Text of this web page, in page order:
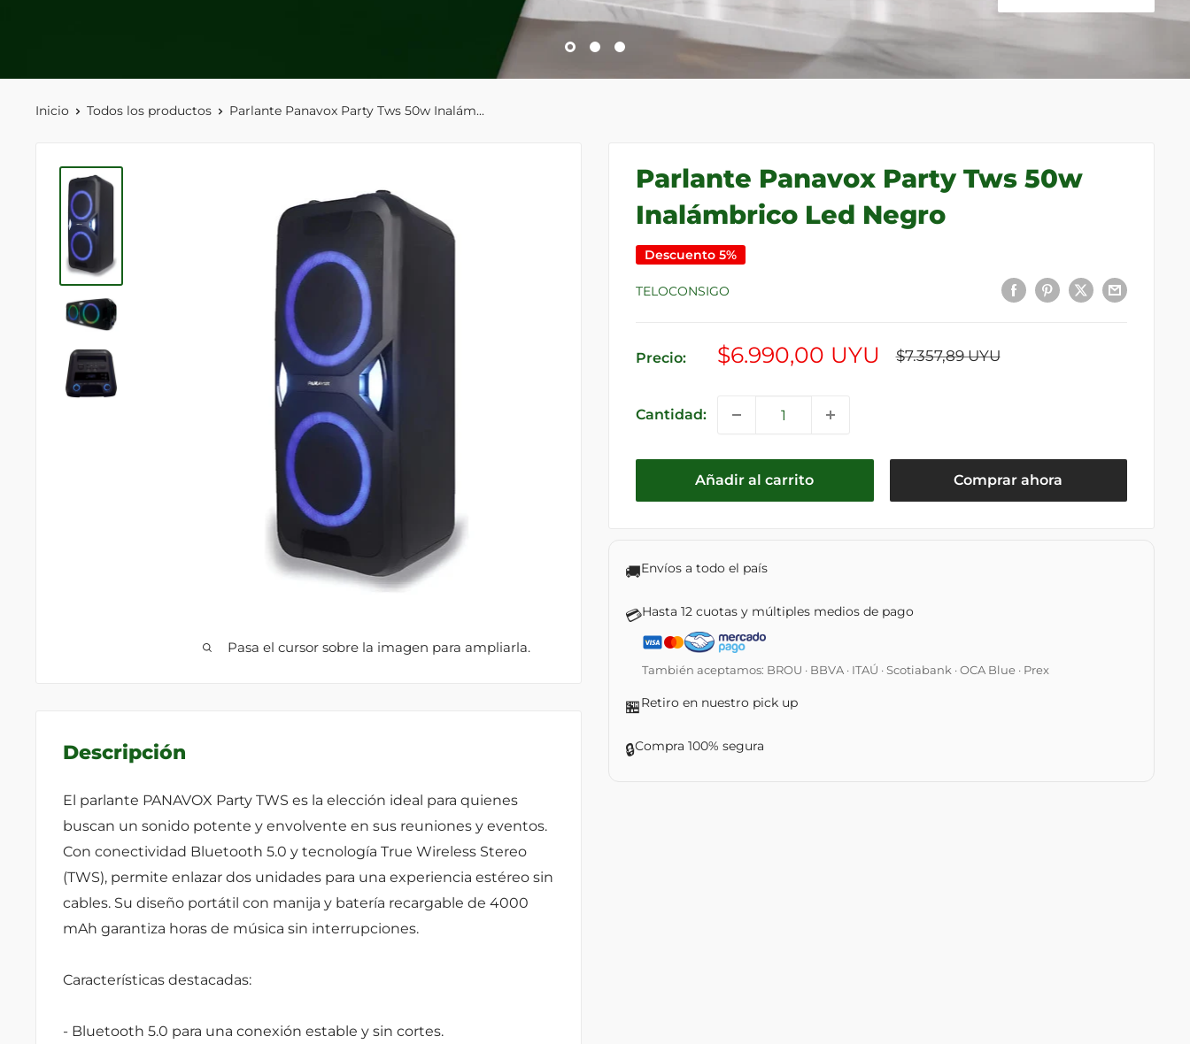
Inicio Todos los productos Parlante Panavox Party Tws 50w Inalám...
Pasa el cursor sobre la imagen para ampliarla.
Parlante Panavox Party Tws 50w
Inalámbrico Led Negro
Descuento 5%
TELOCONSIGO
Precio:
Precio
$6.990,00 UYU
Precio
$7.357,89 UYU
Cantidad:
Añadir al carrito Comprar ahora
🚚Envíos a todo el país
💳Hasta 12 cuotas y múltiples medios de pago
También aceptamos: BROU · BBVA · ITAÚ · Scotiabank · OCA Blue · Prex
🏪Retiro en nuestro pick up
🔒Compra 100% segura
Descripción
El parlante PANAVOX Party TWS es la elección ideal para quienes
buscan un sonido potente y envolvente en sus reuniones y eventos.
Con conectividad Bluetooth 5.0 y tecnología True Wireless Stereo
(TWS), permite enlazar dos unidades para una experiencia estéreo sin
cables. Su diseño portátil con manija y batería recargable de 4000
mAh garantiza horas de música sin interrupciones.
Características destacadas:
- Bluetooth 5.0 para una conexión estable y sin cortes.